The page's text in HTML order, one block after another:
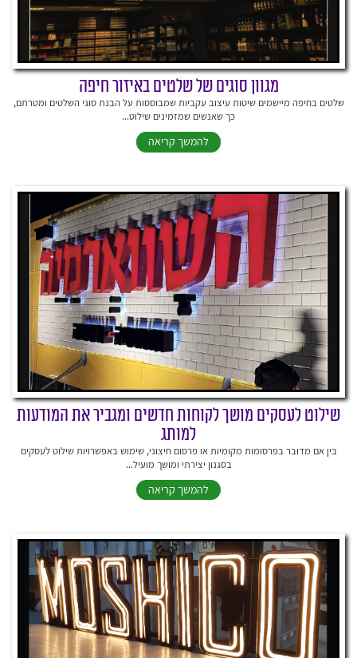
מגוון סוגים של שלטים באיזור חיפה
שלטים בחיפה מיישמים שיטות עיצוב עקביות שמבוססות על הבנת סוגי השלטים ומטרתם,
כך שאנשים שמזמינים שילוט...
להמשך קריאה
שילוט לעסקים מושך לקוחות חדשים ומגביר את המודעות
למותג
בין אם מדובר בפרסומות מקומיות או פרסום חיצוני, שימוש באפשרויות שילוט לעסקים
בסגנון יצירתי ומושך מועיל...
להמשך קריאה